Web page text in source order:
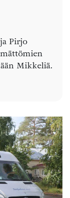
Pirjo
Mikkeliä.